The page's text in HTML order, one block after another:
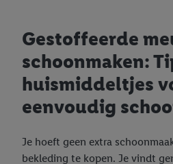
Gestoffeerde
schoonmaken:
huismiddeltjes
eenvoudig
Je hoeft geen extra
bekleding te kopen. Je vindt